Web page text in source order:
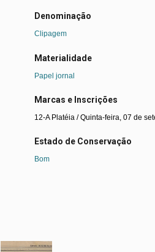
Denominação
Clipagem
Materialidade
Papel jornal
Marcas e Inscrições
12-A Platéia / Quinta-feira, 07 de
Estado de Conservação
Bom